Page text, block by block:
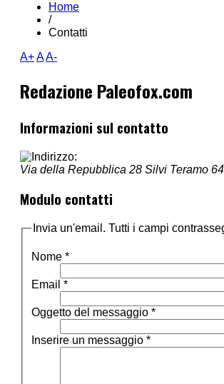
Home
/
Contatti
A+AA-
Redazione Paleofox.com
Informazioni sul contatto
Via della Repubblica 28 Silvi Teramo
Modulo contatti
Invia un'email. Tutti i campi
Nome *
Email *
Oggetto del messaggio *
Inserire un messaggio *